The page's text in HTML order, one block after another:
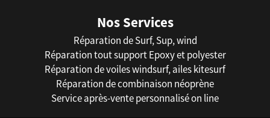
Nos Services
Réparation de Surf, Sup, wind
Réparation tout support Epoxy et polyester
Réparation de voiles windsurf, ailes kitesurf
Réparation de combinaison néoprène
Service après-vente personnalisé on line